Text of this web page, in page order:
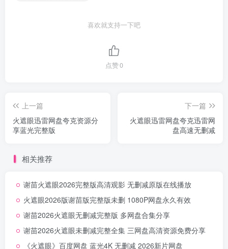
喜欢就支持一下吧
点赞0
上一篇
火遮眼迅雷网盘夸克资源分
享蓝光完整版
下一篇
火遮眼迅雷网盘夸克迅雷网
盘高速无删减
相关推荐
谢苗火遮眼2026完整版高清观影 无删减原版在线播放
火遮眼2026版谢苗版完整版未删 1080P网盘永久有效
谢苗2026火遮眼无删减完整版 多网盘合集分享
谢苗2026火遮眼未删减完整全集 三网盘高清资源免费分享
《火遮眼》百度网盘 蓝光4K 无删减 2026新片网盘